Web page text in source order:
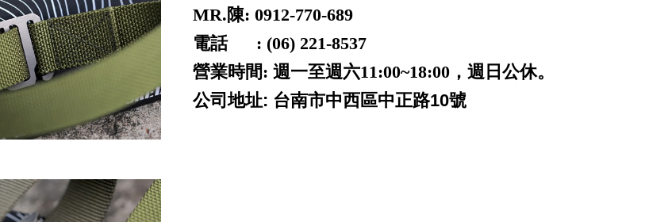
MR.陳: 0912-770-689
電話 : (06) 221-8537
營業時間: 週一至週六11:00~18:00，週日公休。
公司地址: 台南市中西區中正路10號